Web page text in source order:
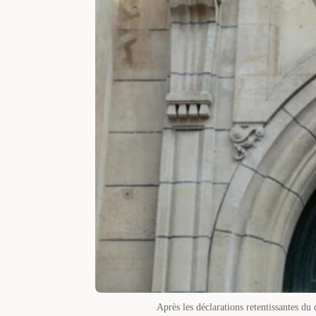
Après les déclarations retentissantes